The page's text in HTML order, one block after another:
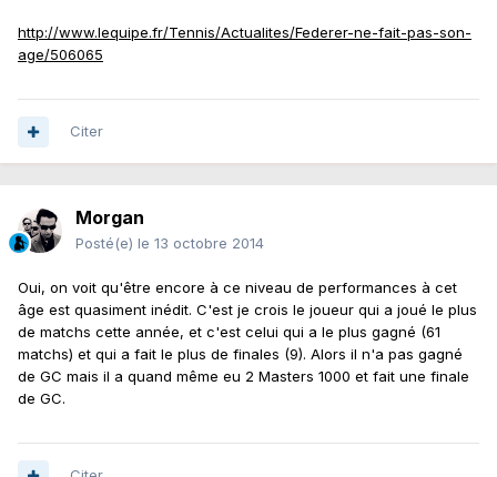
http://www.lequipe.fr/Tennis/Actualites/Federer-ne-fait-pas-son-
age/506065
Citer
Morgan
Posté(e) le 13 octobre 2014
Oui, on voit qu'être encore à ce niveau de performances à cet
âge est quasiment inédit. C'est je crois le joueur qui a joué le plus
de matchs cette année, et c'est celui qui a le plus gagné (61
matchs) et qui a fait le plus de finales (9). Alors il n'a pas gagné
de GC mais il a quand même eu 2 Masters 1000 et fait une finale
de GC.